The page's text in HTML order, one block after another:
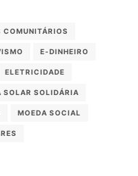
COMUNITÁRIOS
E-DINHEIRO
ELETRICIDADE
SOLAR SOLIDÁRIA
MOEDA SOCIAL